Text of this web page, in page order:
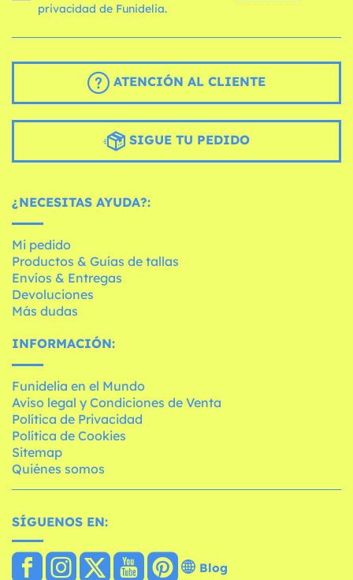
privacidad de Funidelia.
ATENCIÓN AL CLIENTE
SIGUE TU PEDIDO
¿NECESITAS AYUDA?:
Mi pedido
Productos & Guías de tallas
Envíos & Entregas
Devoluciones
Más dudas
INFORMACIÓN:
Funidelia en el Mundo
Aviso legal y Condiciones de Venta
Política de Privacidad
Política de Cookies
Sitemap
Quiénes somos
SÍGUENOS EN:
Blog